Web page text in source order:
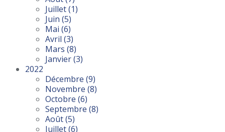
Juillet(1)
Juin (5)
Mai (6)
Avril (3)
Mars (8)
Janvier(3)
2022
Décembre (9)
Novembre (8)
Octobre (6)
Septembre (8)
Août(5)
Juillet(6)